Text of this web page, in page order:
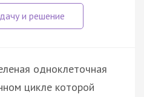
одноклеточная
цикле которой